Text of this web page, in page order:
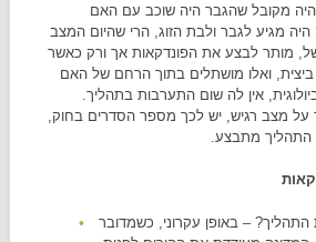
מקובל שהגבר היה שוכב עם האם
היה מגיע לגבר ולבת הזוג, הרי שהיום המצב
מותר לבצע את הפונדקאות אך ורק כאשר
ואלו מושתלים בתוך הרחם של האם
אין לה שום התערבות בתהליך.
על מצב רגיש, יש לכך מספר הסדרים בחוק,
התהליך מתבצע.
התהליך? – באופן עקרוני, כשמדובר